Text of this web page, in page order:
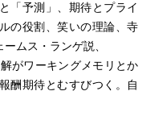
「予測」、期待とプライ
の役割、笑いの理論、寺
ムス・ランゲ説、
がワーキングメモリとか
酬期待とむすびつく。自